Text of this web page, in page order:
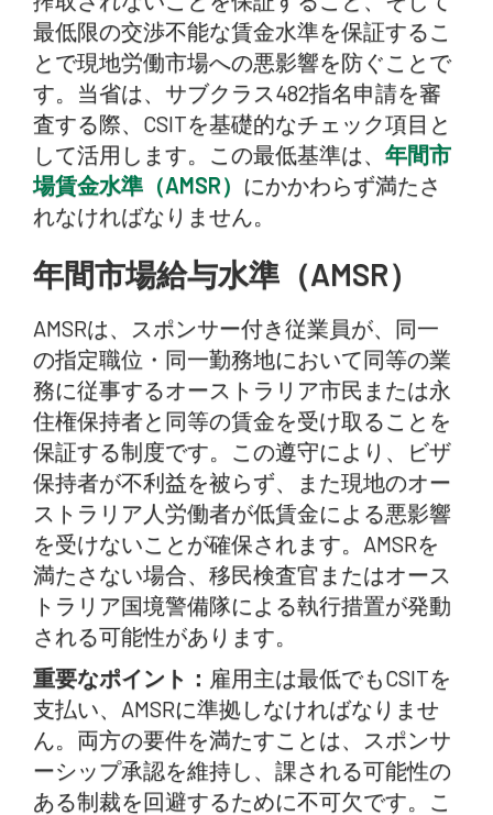
最低限の交渉不能な賃金水準を保証するこ
とで現地労働市場への悪影響を防ぐことで
す。当省は、サブクラス482指名申請を審
査する際、CSITを基礎的なチェック項目と
して活用します。この最低基準は、 年間市
場賃金水準（AMSR） にかかわらず満たさ
れなければなりません。
年間市場給与水準（AMSR）
AMSRは、スポンサー付き従業員が、同一
の指定職位・同一勤務地において同等の業
務に従事するオーストラリア市民または永
住権保持者と同等の賃金を受け取ることを
保証する制度です。この遵守により、ビザ
保持者が不利益を被らず、また現地のオー
ストラリア人労働者が低賃金による悪影響
を受けないことが確保されます。AMSRを
満たさない場合、移民検査官またはオース
トラリア国境警備隊による執行措置が発動
される可能性があります。
重要なポイント： 雇用主は最低でもCSITを
支払い、AMSRに準拠しなければなりませ
ん。両方の要件を満たすことは、スポンサ
ーシップ承認を維持し、課される可能性の
ある制裁を回避するために不可欠です。こ